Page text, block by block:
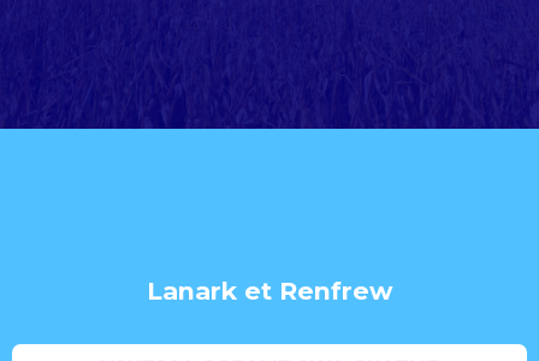
Lanark et Renfrew